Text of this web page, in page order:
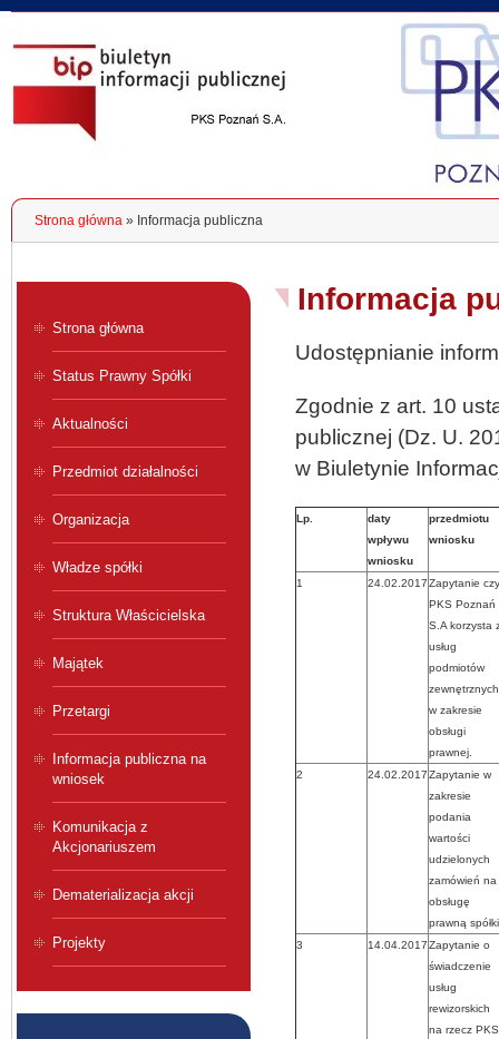
Jesteś tutaj
Strona główna » Informacja publiczna
Informacja
Udostępnianie
Zgodnie z art. 10
publicznej (Dz. U.
w Biuletynie
Lp.
daty
wpływu
wniosku
przedmiotu
wniosku
1 24.02.2017Zapytanie czy
PKS Poznań
S.A korzysta
usług
podmiotów
zewnętrznych
w zakresie
obsługi
prawnej.
2
24.02.2017Zapytanie w
zakresie
podania
wartości
udzielonych
zamówień na
obsługę
prawną
3
14.04.2017Zapytanie o
świadczenie
usług
rewizorskich
na rzecz PKS
Strona główna
Status Prawny Spółki
Aktualności
Przedmiot działalności
Organizacja
Władze spółki
Struktura Właścicielska
Majątek
Przetargi
Informacja publiczna na
wniosek
Komunikacja z
Akcjonariuszem
Dematerializacja akcji
Projekty